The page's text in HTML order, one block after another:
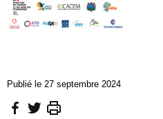
Publié le 27 septembre 2024